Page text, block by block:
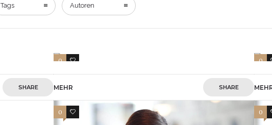
Tags Autoren
SHARE
0 3
MEHR SHARE
0
0 4 0